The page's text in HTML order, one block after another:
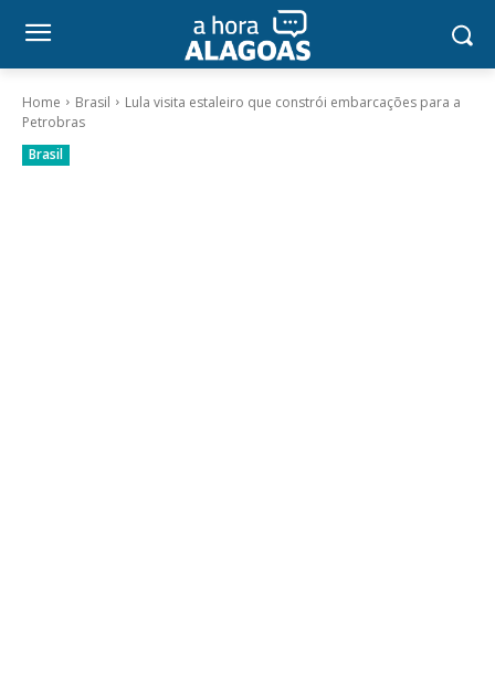
Home Brasil
Lula visita estaleiro que constrói embarcações para a
Petrobras
Brasil